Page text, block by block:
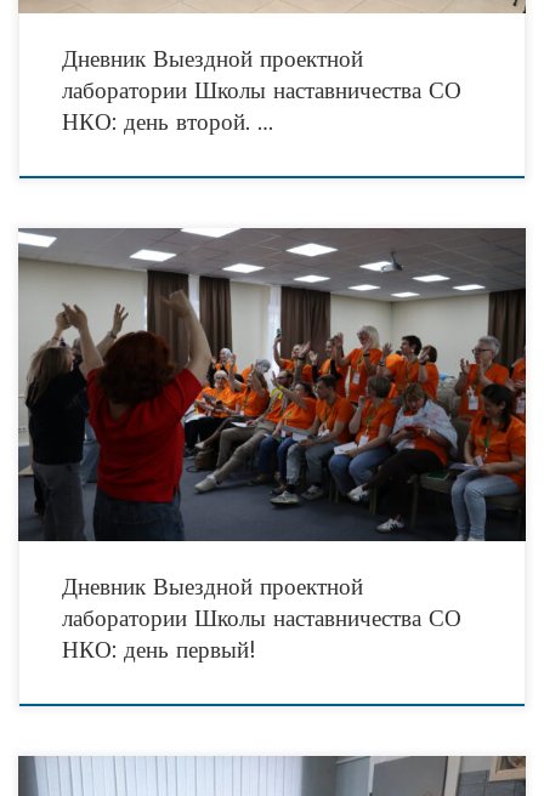
Дневник Выездной проектной
лаборатории Школы наставничества СО
НКО: день второй. …
Дневник Выездной проектной лаборатории Школы наставничества СО НКО:
день первый Стартовала выездная проектная лаборатория образовательного
курса «Социальное предпринимательство: инструменты для роста НКО»,
организованная в рамках
Дневник Выездной проектной
лаборатории Школы наставничества СО
НКО: день первый!